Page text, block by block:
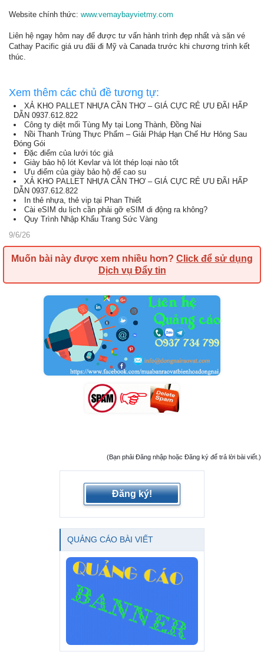
Website chính thức: www.vemaybayvietmy.com
Liên hệ ngay hôm nay để được tư vấn hành trình đẹp nhất và săn vé
Cathay Pacific giá ưu đãi đi Mỹ và Canada trước khi chương trình kết
thúc.
Xem thêm các chủ đề tương tự:
XẢ KHO PALLET NHỰA CẦN THƠ – GIÁ CỰC RẺ ƯU ĐÃI HẤP
DẪN 0937.612.822
Công ty diệt mối Tùng My tại Long Thành, Đồng Nai
Nồi Thanh Trùng Thực Phẩm – Giải Pháp Hạn Chế Hư Hỏng Sau
Đóng Gói
Đặc điểm của lưới tóc giả
Giày bảo hộ lót Kevlar và lót thép loại nào tốt
Ưu điểm của giày bảo hộ đế cao su
XẢ KHO PALLET NHỰA CẦN THƠ – GIÁ CỰC RẺ ƯU ĐÃI HẤP
DẪN 0937.612.822
In thẻ nhựa, thẻ vip tại Phan Thiết
Cài eSIM du lịch cần phải gỡ eSIM di động ra không?
Quy Trình Nhập Khẩu Trang Sức Vàng
9/6/26
Muốn bài này được xem nhiều hơn? Click để sử dụng
Dịch vụ Đẩy tin
(Bạn phải Đăng nhập hoặc Đăng ký để trả lời bài viết.)
Đăng ký!
QUẢNG CÁO BÀI VIẾT